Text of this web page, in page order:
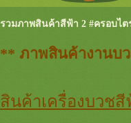
รวมภาพสินค้าสีฟ้า 2 #ครอบไ
** ภาพสินค้างานบ
สินค้าเครื่องบวช